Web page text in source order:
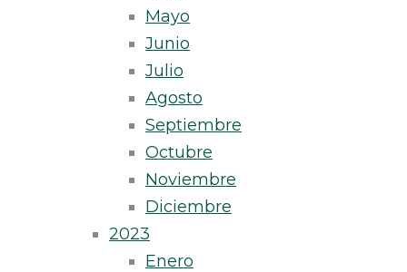
Mayo
Junio
Julio
Agosto
Septiembre
Octubre
Noviembre
Diciembre
2023
Enero